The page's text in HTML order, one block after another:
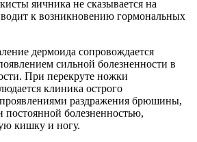
яичника не сказывается на
к возникновению гормональных
дермоида сопровождается
сильной болезненности в
При перекруте ножки
клиника острого
раздражения брюшины,
постоянной болезненностью,
кишку и ногу.